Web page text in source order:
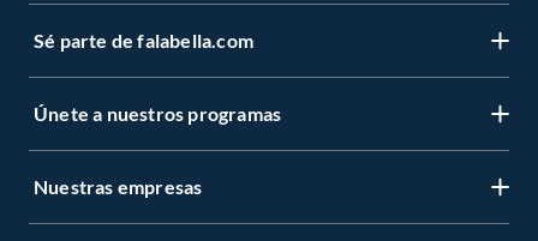
Sé parte de falabella.com
Únete a nuestros programas
Nuestras empresas